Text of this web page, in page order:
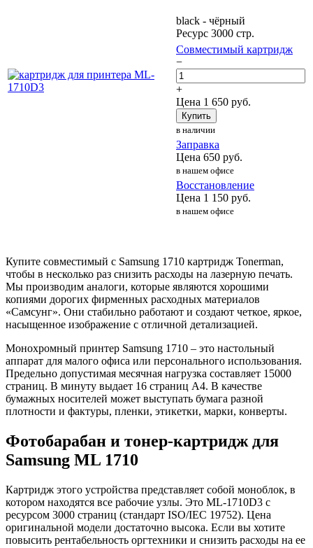
black - чёрный
Ресурс 3000 стр.
Совместимый картридж
−
+
Цена 1 650 руб.
Купить
в наличии
Заправка
Цена 650 руб.
в нашем офисе
Восстановление
Цена 1 150 руб.
в нашем офисе
Купите совместимый с Samsung 1710 картридж Tonerman,
чтобы в несколько раз снизить расходы на лазерную печать.
Мы производим аналоги, которые являются хорошими
копиями дорогих фирменных расходных материалов
«Самсунг». Они стабильно работают и создают четкое, яркое,
насыщенное изображение с отличной детализацией.
Монохромный принтер Samsung 1710 – это настольный
аппарат для малого офиса или персонального использования.
Предельно допустимая месячная нагрузка составляет 15000
страниц. В минуту выдает 16 страниц А4. В качестве
бумажных носителей может выступать бумага разной
плотности и фактуры, пленки, этикетки, марки, конверты.
Фотобарабан и тонер-картридж для
Samsung ML 1710
Картридж этого устройства представляет собой моноблок, в
котором находятся все рабочие узлы. Это ML-1710D3 с
ресурсом 3000 страниц (стандарт ISO/IEC 19752). Цена
оригинальной модели достаточно высока. Если вы хотите
повысить рентабельность оргтехники и снизить расходы на ее